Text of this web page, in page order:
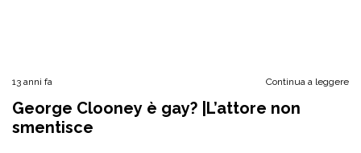
13 anni fa Continua a leggere
George Clooney è gay? |L’attore non
smentisce